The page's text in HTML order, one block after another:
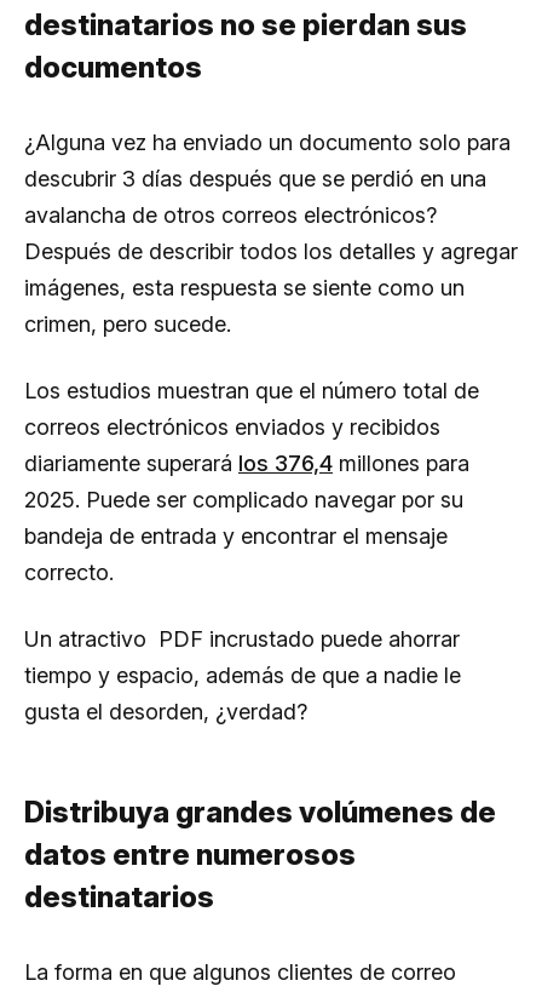
destinatarios no se pierdan sus
documentos
¿Alguna vez ha enviado un documento solo para
descubrir 3 días después que se perdió en una
avalancha de otros correos electrónicos?
Después de describir todos los detalles y agregar
imágenes, esta respuesta se siente como un
crimen, pero sucede.
Los estudios muestran que el número total de
correos electrónicos enviados y recibidos
diariamente superará los 376,4 millones para
2025. Puede ser complicado navegar por su
bandeja de entrada y encontrar el mensaje
correcto.
Un atractivo PDF incrustado puede ahorrar
tiempo y espacio, además de que a nadie le
gusta el desorden, ¿verdad?
Distribuya grandes volúmenes de
datos entre numerosos
destinatarios
La forma en que algunos clientes de correo